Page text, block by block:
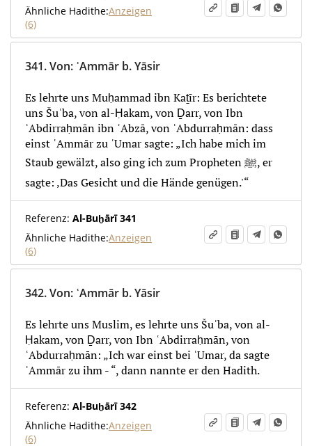
Ähnliche Hadithe:Anzeigen
(6)
341.Von: ʿAmmār b. Yāsir
Es lehrte uns Muḥammad ibn Kaṯīr: Es berichtete
uns Šuʿba, von al-Ḥakam, von Ḏarr, von Ibn
ʿAbdirraḥmān ibn ʾAbzā, von ʿAbdurraḥmān: dass
einst ʿAmmār zu ʿUmar sagte: „Ich habe mich im
Staub gewälzt, also ging ich zum Propheten ﷺ, er
sagte: ‚Das Gesicht und die Hände genügen.'“
Referenz: Al-Buḫārī 341
Ähnliche Hadithe:Anzeigen
(6)
342.Von: ʿAmmār b. Yāsir
Es lehrte uns Muslim, es lehrte uns Šuʿba, von al-
Ḥakam, von Ḏarr, von Ibn ʿAbdirraḥmān, von
ʿAbdurraḥmān: „Ich war einst bei ʿUmar, da sagte
ʿAmmār zu ihm - “, dann nannte er den Hadith.
Referenz: Al-Buḫārī 342
Ähnliche Hadithe:Anzeigen
(6)